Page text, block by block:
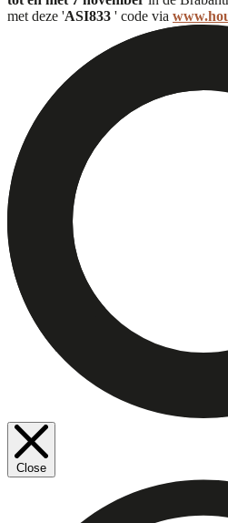
met deze 'ASI833 ' code via
Close